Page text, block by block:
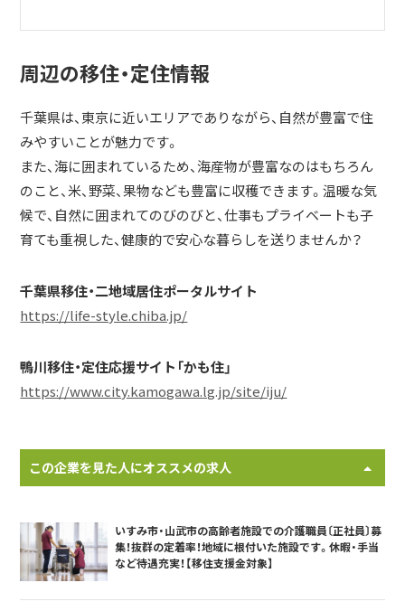
周辺の移住・定住情報
千葉県は、東京に近いエリアでありながら、自然が豊富で住
みやすいことが魅力です。
また、海に囲まれているため、海産物が豊富なのはもちろん
のこと、米、野菜、果物なども豊富に収穫できます。温暖な気
候で、自然に囲まれてのびのびと、仕事もプライベートも子
育ても重視した、健康的で安心な暮らしを送りませんか？
千葉県移住・二地域居住ポータルサイト
https://life-style.chiba.jp/
鴨川移住・定住応援サイト「かも住」
https://www.city.kamogawa.lg.jp/site/iju/
この企業を見た人にオススメの求人
いすみ市・山武市の高齢者施設での介護職員〔正社員〕募
集！抜群の定着率！地域に根付いた施設です。休暇・手当
など待遇充実！【移住支援金対象】